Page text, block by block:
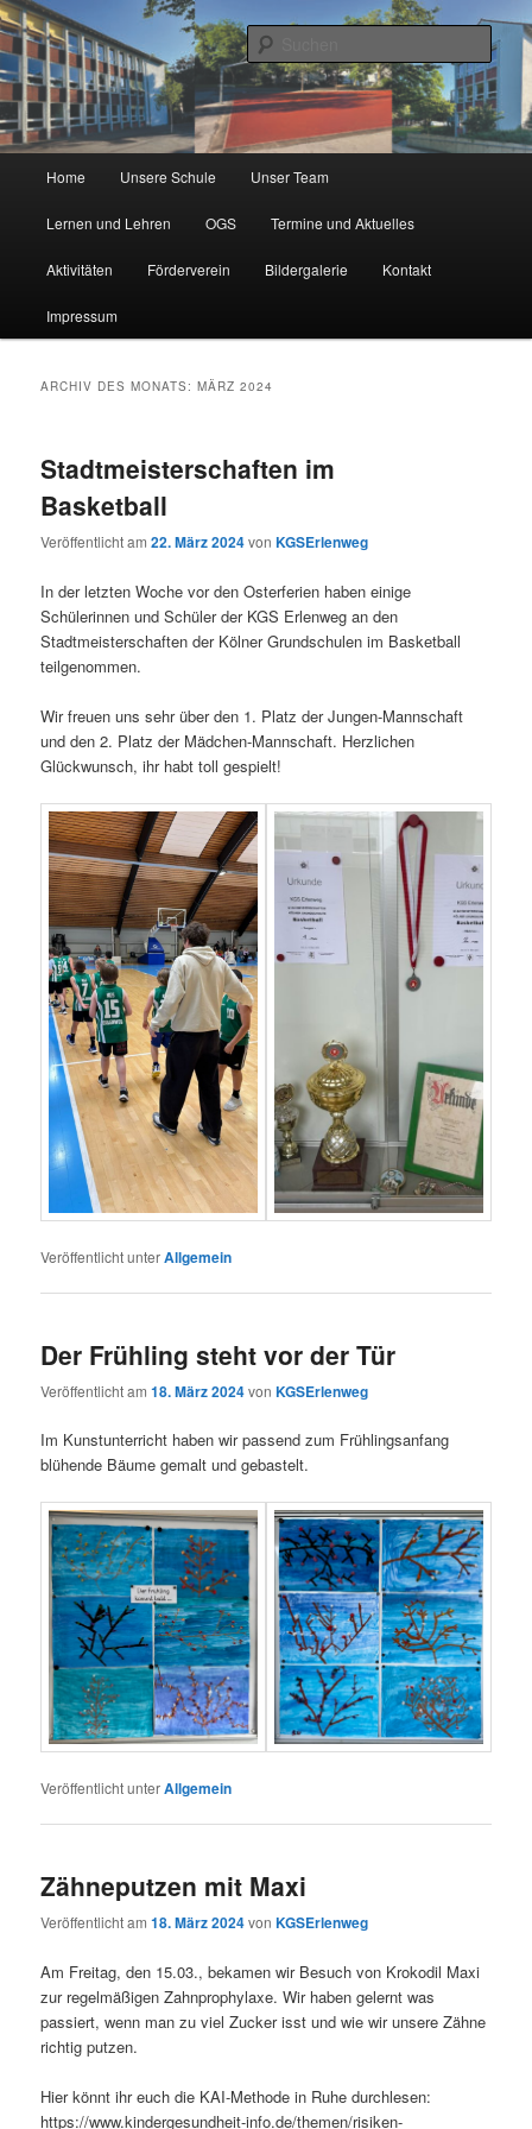
Zum
primären
Inhalt
springen
Zum
sekundären
Inhalt
springenKGS Erlenweg
Städtische Katholische Grundschule
Home Unsere Schule Unser Team
Lernen und Lehren OGS Termine und Aktuelles
Aktivitäten Förderverein Bildergalerie Kontakt
Impressum
ARCHIV DES MONATS:MÄRZ 2024
Stadtmeisterschaften im
Basketball
Veröffentlicht am22. März 2024vonKGSErlenweg
In der letzten Woche vor den Osterferien haben einige
Schülerinnen und Schüler der KGS Erlenweg an den
Stadtmeisterschaften der Kölner Grundschulen im Basketball
teilgenommen.
Wir freuen uns sehr über den 1. Platz der Jungen-Mannschaft
und den 2. Platz der Mädchen-Mannschaft. Herzlichen
Glückwunsch, ihr habt toll gespielt!
Veröffentlicht unterAllgemein
Der Frühling steht vor der Tür
Veröffentlicht am18. März 2024vonKGSErlenweg
Im Kunstunterricht haben wir passend zum Frühlingsanfang
blühende Bäume gemalt und gebastelt.
Veröffentlicht unterAllgemein
Zähneputzen mit Maxi
Veröffentlicht am18. März 2024vonKGSErlenweg
Am Freitag, den 15.03., bekamen wir Besuch von Krokodil Maxi
zur regelmäßigen Zahnprophylaxe. Wir haben gelernt was
passiert, wenn man zu viel Zucker isst und wie wir unsere Zähne
richtig putzen.
Hier könnt ihr euch die KAI-Methode in Ruhe durchlesen:
https://www.kindergesundheit-info.de/themen/risiken-